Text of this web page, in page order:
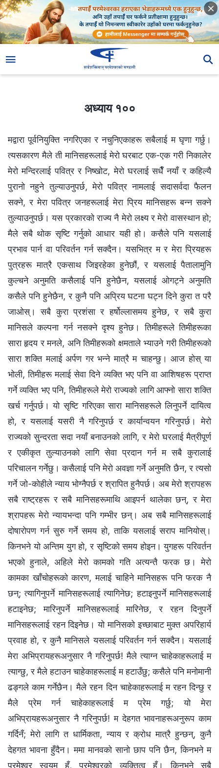
अध्याय १००
मद्वारा पूर्वनियुक्ति नगरिएका र नचुनिएकाहरू सबैलाई म घृणा गर्छु।
त्यसकारण मैले ती मानिसहरूलाई मेरो घरबाट एक-एक गरी निकालेर
मेरो मन्दिरलाई पवित्र र निष्खोट, मेरो घरलाई सधैँ नयाँ र कहिल्यै
पुरानो नहुने तुल्याउनुपर्छ, मेरो पवित्र नामलाई सदासर्वदा फैलन
सक्‍ने, र मेरा पवित्र जनहरूलाई मेरा प्रिय मानिसहरू बन्‍न सक्‍ने
तुल्याउनुपर्छ। यस प्रकारको राज्य नै मेरो लक्ष्य र मेरो वासस्थान हो;
मैले सबै थोक सृष्टि गर्नुको आधार यही हो। कसैले पनि यसलाई
प्रभाव पार्न वा परिवर्तन गर्न सक्दैन। यसभित्र म र मेरा प्रियहरू
पुत्रहरू मात्रै एकसाथ जिइरहेका हुनेछौं, र यसलाई पैतालामुनि
कुल्‍चने अनुमति कसैलाई पनि हुनेछैन, यसलाई ओगट्ने अनुमति
कसैले पनि हुनेछैन, र कुनै पनि अप्रिय घटना घट्न दिने कुरा त परै
जाओस्। सबै कुरा प्रशंसा र हर्षोल्‍लासमय हुनेछ, र सबै कुरा
मानिसले कल्‍पना गर्न नसक्‍ने दृश्‍य हुनेछ। तिमीहरूले तिमीहरूका
सारा हृदय र मनले, अनि तिमीहरूको क्षमताले भ्याउने गरी तिमीहरूको
सारा शक्ति मलाई अर्पण गर भन्‍ने मात्रै म चाहन्छु। आज होस् या
भोली, तिमीहरू मलाई सेवा दिने व्यक्ति भए पनि वा आशिषहरू प्राप्त
गर्ने व्यक्ति भए पनि, तिमीहरूले मेरो राज्यको लागि आफ्‍नो सारा शक्ति
खर्च गर्नुपर्छ। यो सृष्टि गरिएका सारा मानिसहरूले लिनुपर्ने दायित्व
हो, र यसलाई यसरी नै गरिनुपर्छ र कार्यान्वयन गरिनुपर्छ। मेरो
राज्यको सुन्दरता सदा नयाँ बनाउनको लागि, र मेरो घरलाई मैत्रीपूर्ण
र एकीकृत तुल्याउनको लागि सेवा प्रदान गर्न म सबै कुरालाई
परिचालन गर्नेछु। कसैलाई पनि मेरो अवज्ञा गर्ने अनुमति छैन, र त्यसो
गर्ने जो-कोहीले न्याय भोग्‍नैपर्छ र श्रापित हुनैपर्छ। अब मेरो श्रापहरू
सबै राष्ट्रहरू र सबै मानिसहरूमाथि आइपर्न थालेका छन्, र मेरा
श्रापहरू मेरो न्यायभन्दा पनि गम्भीर छन्। अब सबै मानिसहरूलाई
दोषारोपण गर्न सुरु गर्ने समय हो, ताकि यसलाई सराप मानियोस्।
किनभने यो अन्तिम युग हो, र सृष्टिको समय होइन। युगहरू परिवर्तन
भएको हुनाले, अहिले मेरो कामको गति अत्यन्तै फरक छ। मेरो
कामका खाँचोहरूको कारण, मलाई चाहिने मानिसहरू पनि फरक नै
छन्; त्यागिनुपर्ने मानिसहरूलाई त्यागिनेछ; हटाइनुपर्ने मानिसहरूलाई
हटाइनेछ; मारिनुपर्ने मानिसहरूलाई मारिनेछ, र रहन दिनुपर्ने
मानिसहरूलाई रहन दिइनेछ। यो मानिसको इच्छाबाट मुक्त अपरिहार्य
प्रवाह हो, र कुनै मानिसले यसलाई परिवर्तन गर्न सक्दैन। यसलाई
मेरा अभिप्रायहरूअनुसार नै गरिनुपर्छ! मैले त्याग्‍न चाहेकाहरूलाई म
त्याग्छु, र मैले हटाउन चाहेकाहरूलाई म हटाउँछु; कसैले पनि मनोमानी
ढङ्गले काम गर्नेछैन। मैले रहन दिन चाहेकाहरूलाई म रहन दिन्छु र
मैले प्रेम गर्न चाहेकाहरूलाई म प्रेम गर्छु; यो मेरा
अभिप्रायहरूअनुसार नै गरिनुपर्छ! म देहगत भावनाहरूअनुरूप काम
गर्दिनँ; मेरो लागि त धार्मिकता, न्याय र क्रोध मात्रै हुन्छन्, कुनै
देहगत भावना हुँदैन। ममा मानवको सानो छाप पनि छैन, किनभने म
परमेश्‍वर स्‍वयम्‌ हुँ, परमेश्‍वरको व्यक्तित्व हुँ। किनभने सबै